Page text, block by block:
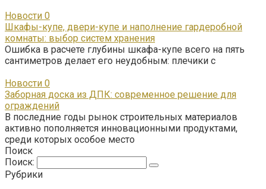
Новости 0
Шкафы-купе, двери-купе и наполнение гардеробной
комнаты: выбор систем хранения
Ошибка в расчете глубины шкафа-купе всего на пять
сантиметров делает его неудобным: плечики с
Новости 0
Заборная доска из ДПК: современное решение для
ограждений
В последние годы рынок строительных материалов
активно пополняется инновационными продуктами,
среди которых особое место
Поиск
Поиск:
Рубрики